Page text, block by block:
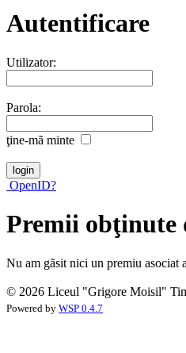
Autentificare
Utilizator:
Parola:
ţine-mã minte
OpenID?
Premii obţinute
Nu am gãsit nici un premiu asociat
© 2026 Liceul "Grigore Moisil"
Powered by WSP 0.4.7